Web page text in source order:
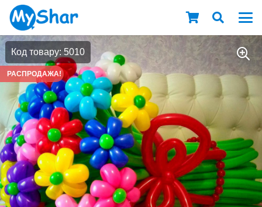
Код товару: 5010
РАСПРОДАЖА!